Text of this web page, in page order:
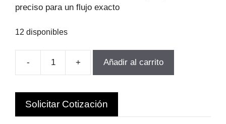
era:
es:
preciso para un flujo exacto
12 disponibles
-
REGULADOR
MODELO
HARRIS
UW-
+ Añadir al carrito
Solicitar Cotización